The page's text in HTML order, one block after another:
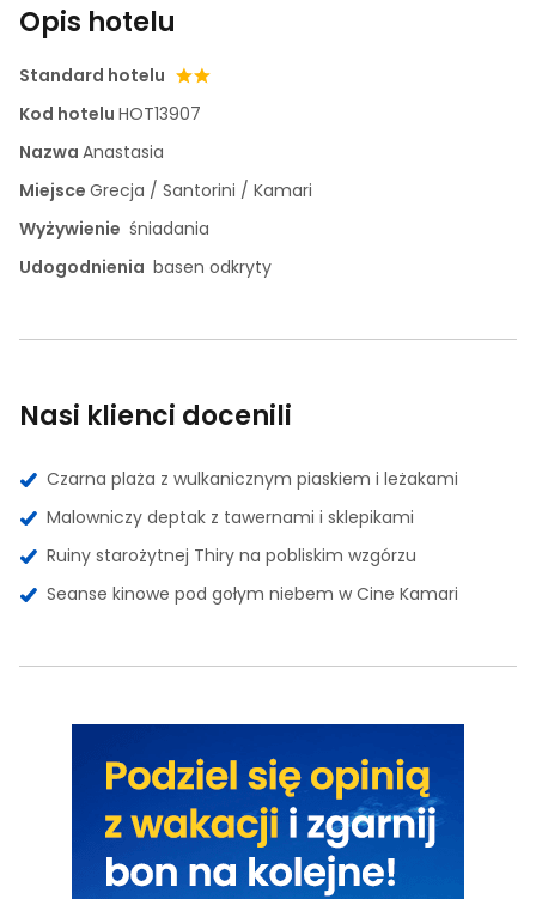
Opis hotelu
Standard hotelu
Kod hotelu HOT13907
Nazwa Anastasia
Miejsce Grecja / Santorini / Kamari
Wyżywienie śniadania
Udogodnienia basen odkryty
Nasi klienci docenili
Czarna plaża z wulkanicznym piaskiem i leżakami
Malowniczy deptak z tawernami i sklepikami
Ruiny starożytnej Thiry na pobliskim wzgórzu
Seanse kinowe pod gołym niebem w Cine Kamari